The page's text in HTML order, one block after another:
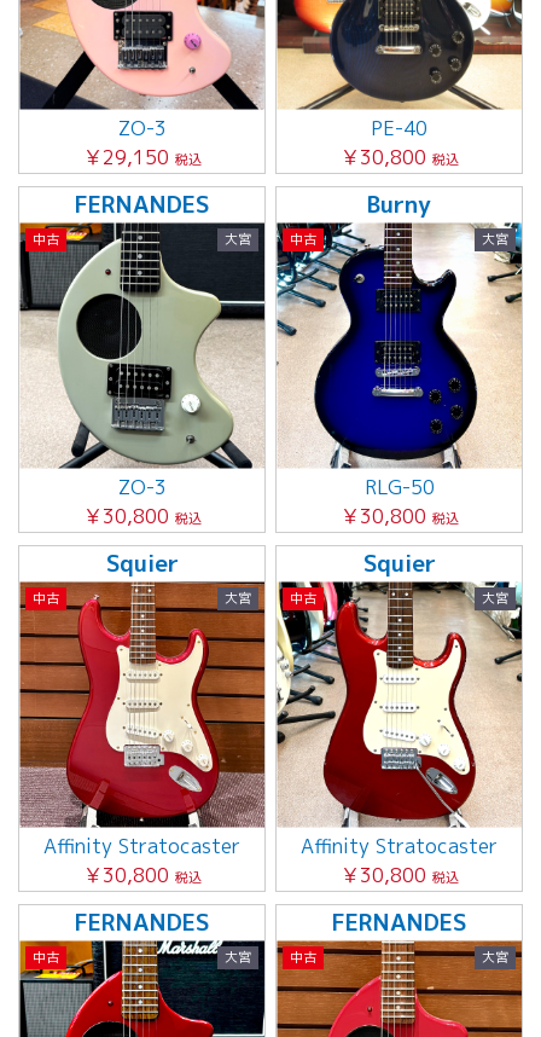
ZO-3
￥29,150 税込
PE-40
￥30,800 税込
FERNANDES
中古 大宮
ZO-3
￥30,800 税込
Burny
中古 大宮
RLG-50
￥30,800 税込
Squier
中古 大宮
Affinity Stratocaster
￥30,800 税込
Squier
中古 大宮
Affinity Stratocaster
￥30,800 税込
FERNANDES
中古 大宮
FERNANDES
中古 大宮